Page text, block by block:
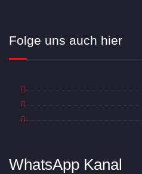
Folge uns auch hier
WhatsApp Kanal